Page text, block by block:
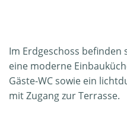
Im Erdgeschoss befinden
eine moderne
Gäste-WC sowie ein
mit Zugang zur Terrasse.